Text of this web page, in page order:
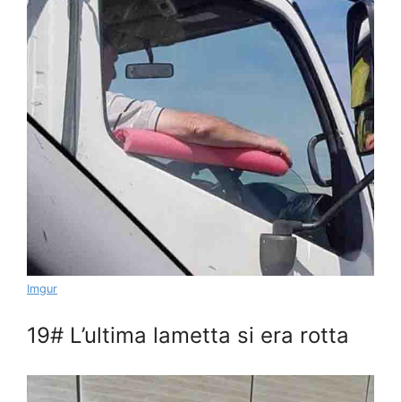
Imgur
19# L’ultima lametta si era rotta